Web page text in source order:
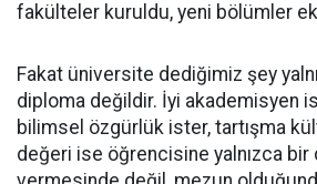
fakülteler kuruldu, yeni bölümler
Fakat üniversite dediğimiz şey
diploma değildir. İyi akademisyen
bilimsel özgürlük ister, tartışma
değeri ise öğrencisine yalnızca bir